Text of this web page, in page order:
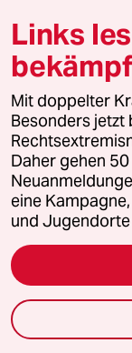
Die
Der drohende
Kräfte
braucht es
und vor allem
für eine starke
kooperiert
Zentrum". Die
linke,
solidarischen
auf. Eine
Links
Mit doppelter
Besonders jetzt
Daher gehen
eine
und